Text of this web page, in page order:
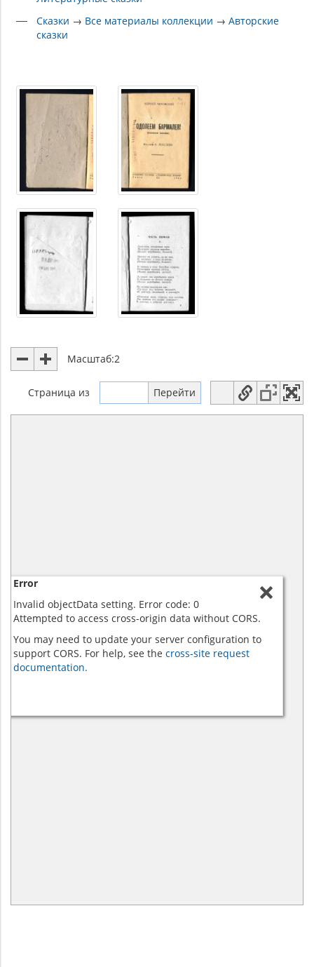
Сказки → Все материалы коллекции →Авторские
сказки
Масштаб:2
Страница из
Error
Invalid objectData setting. Error code: 0
Attempted to access cross-origin data without CORS.
You may need to update your server configuration to
support CORS. For help, see the cross-site request
documentation.